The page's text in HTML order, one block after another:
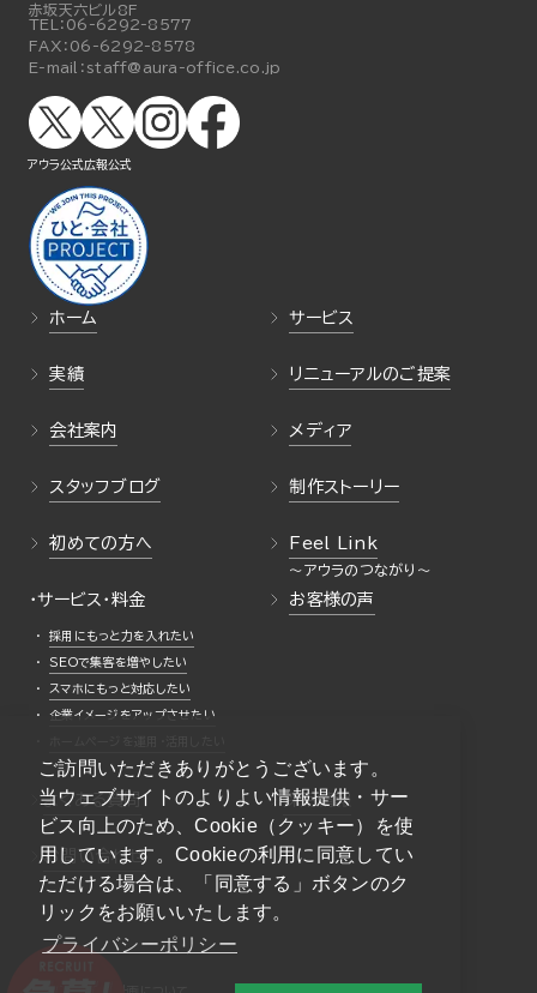
ご訪問いただきありがとうございます。
当ウェブサイトのよりよい情報提供・サー
ビス向上のため、Cookie（クッキー）を使
用しています。Cookieの利用に同意してい
ただける場合は、「同意する」ボタンのク
リックをお願いいたします。
プライバシーポリシー
ホーム サービス
実績 リニューアルのご提案
会社案内 メディア
スタッフブログ 制作ストーリー
初めての方へ Feel Link
・サービス・料金
採用にもっと力を入れたい
SEOで集客を増やしたい
スマホにもっと対応したい
企業イメージをアップさせたい
お客様の声
よくある質問 採用情報
お問い合わせ
赤坂天六ビル8F
TEL： 06-6292-8577
FAX： 06-6292-8578
E-mail： staff@aura-office.co.jp
アウラ公式 広報公式